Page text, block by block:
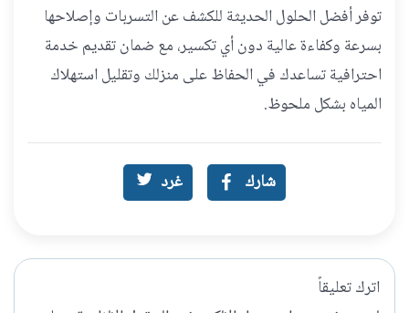
توفر أفضل الحلول الحديثة للكشف عن التسربات وإصلاحها
بسرعة وكفاءة عالية دون أي تكسير، مع ضمان تقديم خدمة
احترافية تساعدك في الحفاظ على منزلك وتقليل استهلاك
المياه بشكل ملحوظ.
شارك غرد
اترك تعليقاً